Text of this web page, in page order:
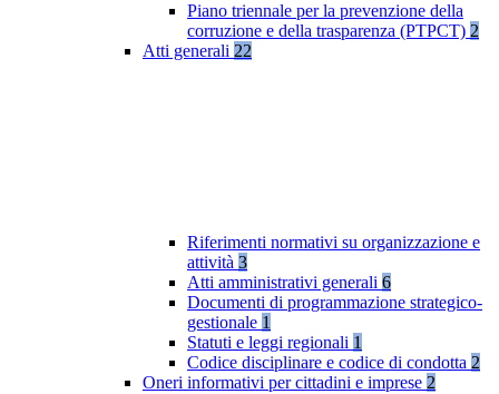
Piano triennale per la prevenzione della
corruzione e della trasparenza (PTPCT) 2
Atti generali 22
Riferimenti normativi su organizzazione e
attività 3
Atti amministrativi generali 6
Documenti di programmazione strategico-
gestionale 1
Statuti e leggi regionali 1
Codice disciplinare e codice di condotta 2
Oneri informativi per cittadini e imprese 2